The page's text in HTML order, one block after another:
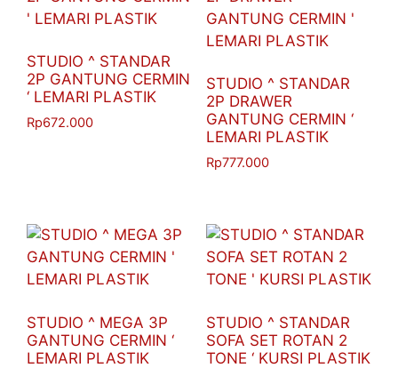
STUDIO ^ STANDAR
2P GANTUNG CERMIN
‘ LEMARI PLASTIK
Rp672.000
STUDIO ^ STANDAR
2P DRAWER
GANTUNG CERMIN ‘
LEMARI PLASTIK
Rp777.000
STUDIO ^ MEGA 3P
GANTUNG CERMIN ‘
LEMARI PLASTIK
STUDIO ^ STANDAR
SOFA SET ROTAN 2
TONE ‘ KURSI PLASTIK